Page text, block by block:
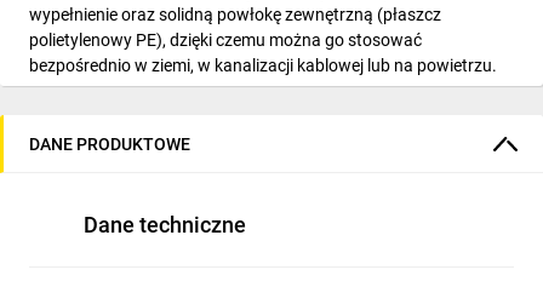
wypełnienie oraz solidną powłokę zewnętrzną (płaszcz
polietylenowy PE), dzięki czemu można go stosować
bezpośrednio w ziemi, w kanalizacji kablowej lub na powietrzu.
zgodny ze standardem klasy A
miedziany rdzeń 1,13 mm
DANE PRODUKTOWE
Dane techniczne